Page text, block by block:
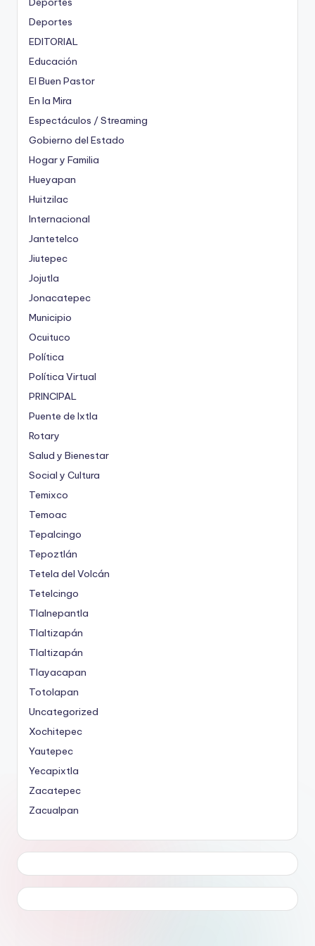
Deportes
EDITORIAL
Educación
El Buen Pastor
En la Mira
Espectáculos / Streaming
Gobierno del Estado
Hogar y Familia
Hueyapan
Huitzilac
Internacional
Jantetelco
Jiutepec
Jojutla
Jonacatepec
Municipio
Ocuituco
Política
Política Virtual
PRINCIPAL
Puente de Ixtla
Rotary
Salud y Bienestar
Social y Cultura
Temixco
Temoac
Tepalcingo
Tepoztlán
Tetela del Volcán
Tetelcingo
Tlalnepantla
Tlaltizapán
Tlaltizapán
Tlayacapan
Totolapan
Uncategorized
Xochitepec
Yautepec
Yecapixtla
Zacatepec
Zacualpan